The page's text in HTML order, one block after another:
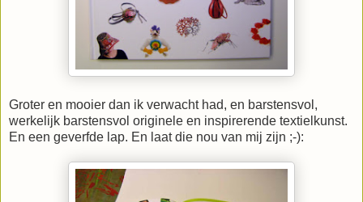
Groter en mooier dan ik verwacht had, en barstensvol,
werkelijk barstensvol originele en inspirerende textielkunst.
En een geverfde lap. En laat die nou van mij zijn ;-):